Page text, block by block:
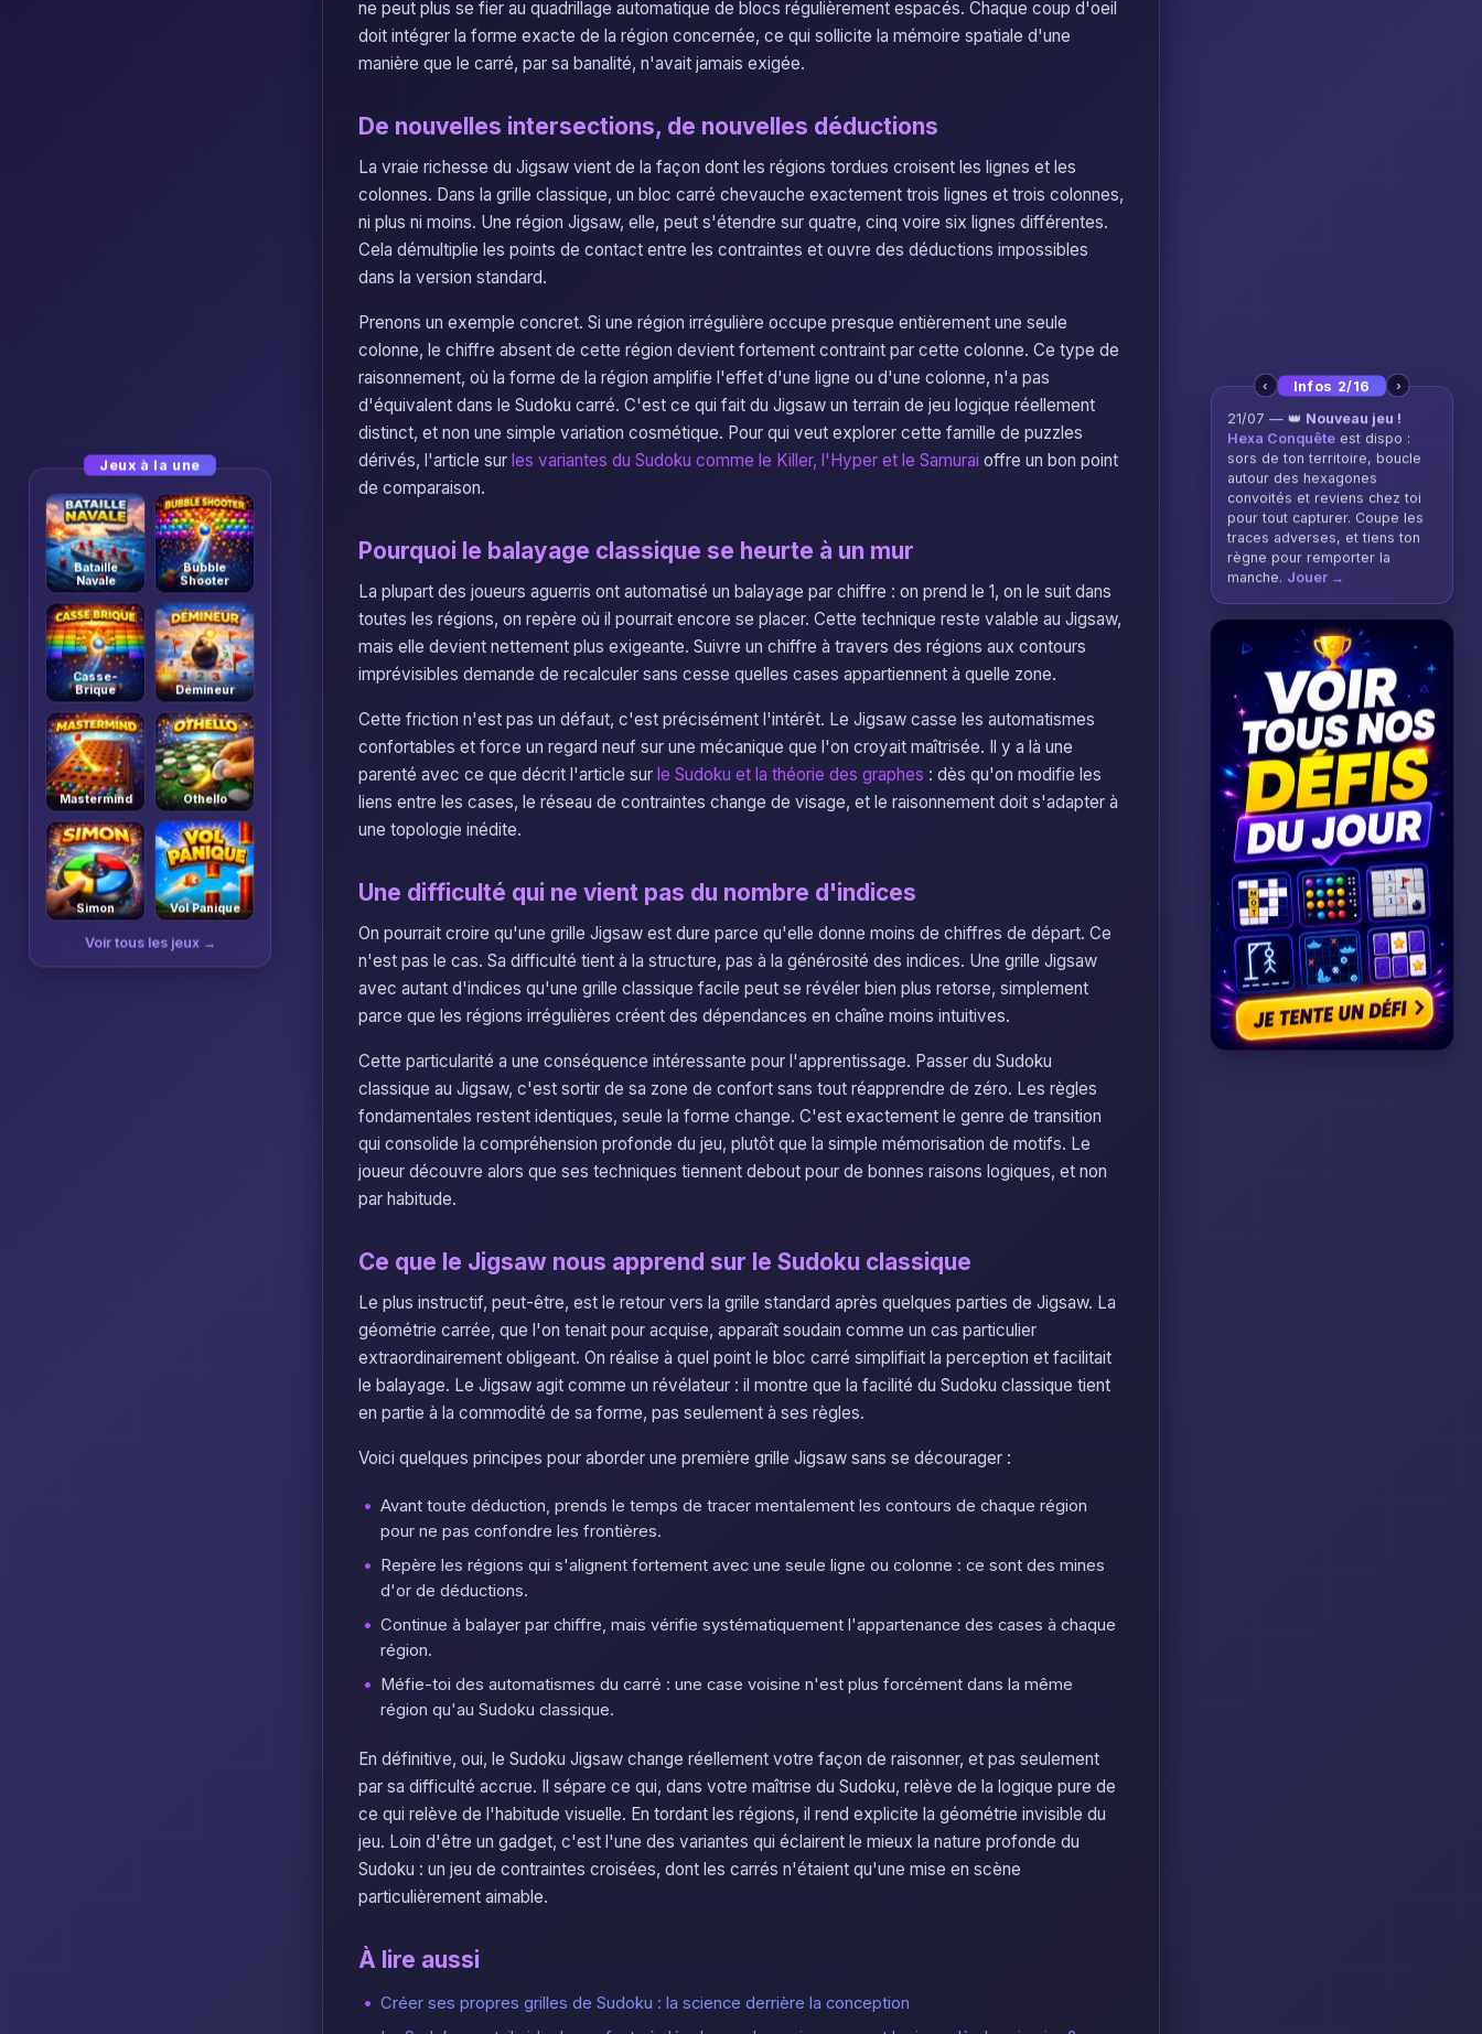
ne peut plus se fier au quadrillage automatique de blocs régulièrement espacés. Chaque coup d'oeil
doit intégrer la forme exacte de la région concernée, ce qui sollicite la mémoire spatiale d'une
manière que le carré, par sa banalité, n'avait jamais exigée.
De nouvelles intersections, de nouvelles déductions
La vraie richesse du Jigsaw vient de la façon dont les régions tordues croisent les lignes et les
colonnes. Dans la grille classique, un bloc carré chevauche exactement trois lignes et trois colonnes,
ni plus ni moins. Une région Jigsaw, elle, peut s'étendre sur quatre, cinq voire six lignes différentes.
Cela démultiplie les points de contact entre les contraintes et ouvre des déductions impossibles
dans la version standard.
Prenons un exemple concret. Si une région irrégulière occupe presque entièrement une seule
colonne, le chiffre absent de cette région devient fortement contraint par cette colonne. Ce type de
raisonnement, où la forme de la région amplifie l'effet d'une ligne ou d'une colonne, n'a pas
d'équivalent dans le Sudoku carré. C'est ce qui fait du Jigsaw un terrain de jeu logique réellement
distinct, et non une simple variation cosmétique. Pour qui veut explorer cette famille de puzzles
dérivés, l'article sur les variantes du Sudoku comme le Killer, l'Hyper et le Samurai offre un bon point
de comparaison.
Pourquoi le balayage classique se heurte à un mur
La plupart des joueurs aguerris ont automatisé un balayage par chiffre : on prend le 1, on le suit dans
toutes les régions, on repère où il pourrait encore se placer. Cette technique reste valable au Jigsaw,
mais elle devient nettement plus exigeante. Suivre un chiffre à travers des régions aux contours
imprévisibles demande de recalculer sans cesse quelles cases appartiennent à quelle zone.
Cette friction n'est pas un défaut, c'est précisément l'intérêt. Le Jigsaw casse les automatismes
confortables et force un regard neuf sur une mécanique que l'on croyait maîtrisée. Il y a là une
parenté avec ce que décrit l'article sur le Sudoku et la théorie des graphes : dès qu'on modifie les
liens entre les cases, le réseau de contraintes change de visage, et le raisonnement doit s'adapter à
une topologie inédite.
Une difficulté qui ne vient pas du nombre d'indices
On pourrait croire qu'une grille Jigsaw est dure parce qu'elle donne moins de chiffres de départ. Ce
n'est pas le cas. Sa difficulté tient à la structure, pas à la générosité des indices. Une grille Jigsaw
avec autant d'indices qu'une grille classique facile peut se révéler bien plus retorse, simplement
parce que les régions irrégulières créent des dépendances en chaîne moins intuitives.
Cette particularité a une conséquence intéressante pour l'apprentissage. Passer du Sudoku
classique au Jigsaw, c'est sortir de sa zone de confort sans tout réapprendre de zéro. Les règles
fondamentales restent identiques, seule la forme change. C'est exactement le genre de transition
qui consolide la compréhension profonde du jeu, plutôt que la simple mémorisation de motifs. Le
joueur découvre alors que ses techniques tiennent debout pour de bonnes raisons logiques, et non
par habitude.
Ce que le Jigsaw nous apprend sur le Sudoku classique
Le plus instructif, peut-être, est le retour vers la grille standard après quelques parties de Jigsaw. La
géométrie carrée, que l'on tenait pour acquise, apparaît soudain comme un cas particulier
extraordinairement obligeant. On réalise à quel point le bloc carré simplifiait la perception et facilitait
le balayage. Le Jigsaw agit comme un révélateur : il montre que la facilité du Sudoku classique tient
en partie à la commodité de sa forme, pas seulement à ses règles.
Voici quelques principes pour aborder une première grille Jigsaw sans se décourager :
Avant toute déduction, prends le temps de tracer mentalement les contours de chaque région
pour ne pas confondre les frontières.
Repère les régions qui s'alignent fortement avec une seule ligne ou colonne : ce sont des mines
d'or de déductions.
Continue à balayer par chiffre, mais vérifie systématiquement l'appartenance des cases à chaque
région.
Méfie-toi des automatismes du carré : une case voisine n'est plus forcément dans la même
région qu'au Sudoku classique.
En définitive, oui, le Sudoku Jigsaw change réellement votre façon de raisonner, et pas seulement
par sa difficulté accrue. Il sépare ce qui, dans votre maîtrise du Sudoku, relève de la logique pure de
ce qui relève de l'habitude visuelle. En tordant les régions, il rend explicite la géométrie invisible du
jeu. Loin d'être un gadget, c'est l'une des variantes qui éclairent le mieux la nature profonde du
Sudoku : un jeu de contraintes croisées, dont les carrés n'étaient qu'une mise en scène
particulièrement aimable.
À lire aussi
Créer ses propres grilles de Sudoku : la science derrière la conception
‹ Infos 2/16 ›
21/07 — 👑 Nouveau jeu !
Hexa Conquête est dispo :
sors de ton territoire, boucle
autour des hexagones
convoités et reviens chez toi
pour tout capturer. Coupe les
traces adverses, et tiens ton
règne pour remporter la
manche. Jouer →
Jeux à la une
Bataille
Navale
Bubble
Shooter
Casse-
Brique
Démineur
Mastermind Othello
Simon Vol Panique
Voir tous les jeux →